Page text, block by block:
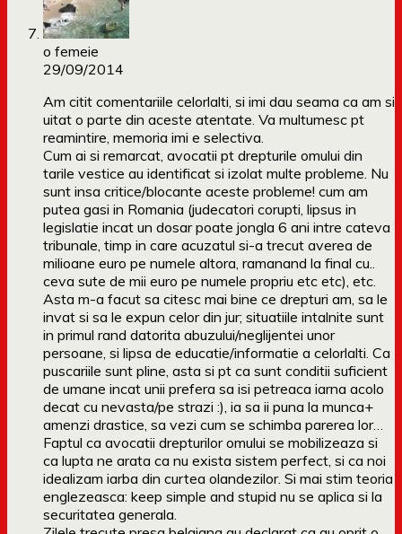
o femeie
29/09/2014
Am citit comentariile celorlalti, si imi dau seama ca am si
uitat o parte din aceste atentate. Va multumesc pt
reamintire, memoria imi e selectiva.
Cum ai si remarcat, avocatii pt drepturile omului din
tarile vestice au identificat si izolat multe probleme. Nu
sunt insa critice/blocante aceste probleme! cum am
putea gasi in Romania (judecatori corupti, lipsus in
legislatie incat un dosar poate jongla 6 ani intre cateva
tribunale, timp in care acuzatul si-a trecut averea de
milioane euro pe numele altora, ramanand la final cu..
ceva sute de mii euro pe numele propriu etc etc), etc.
Asta m-a facut sa citesc mai bine ce drepturi am, sa le
invat si sa le expun celor din jur; situatiile intalnite sunt
in primul rand datorita abuzului/neglijentei unor
persoane, si lipsa de educatie/informatie a celorlalti. Ca
puscariile sunt pline, asta si pt ca sunt conditii suficient
de umane incat unii prefera sa isi petreaca iarna acolo
decat cu nevasta/pe strazi :), ia sa ii puna la munca+
amenzi drastice, sa vezi cum se schimba parerea lor…
Faptul ca avocatii drepturilor omului se mobilizeaza si
ca lupta ne arata ca nu exista sistem perfect, si ca noi
idealizam iarba din curtea olandezilor. Si mai stim teoria
englezeasca: keep simple and stupid nu se aplica si la
securitatea generala.